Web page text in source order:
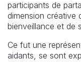
participants de
dimension créative
bienveillance et de
Ce fut une
aidants, se sont